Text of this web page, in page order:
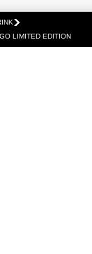
LIMITED EDITION